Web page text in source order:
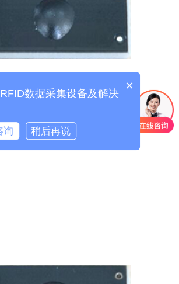
电子标签
×
数据采集设备及解决
询 稍后再说